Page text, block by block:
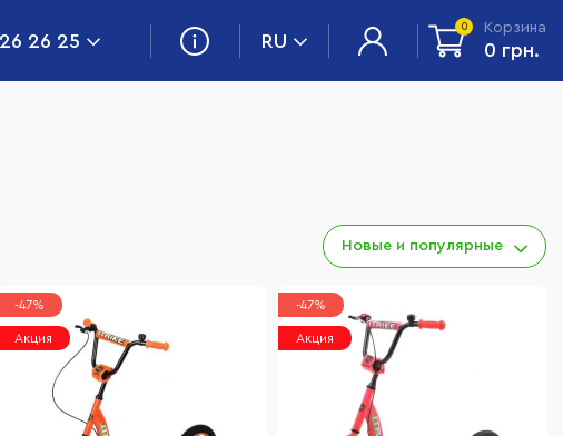
26 25 RU
0 Корзина
0 грн.
Новые и популярные
-47%
Акция
-47%
Акция